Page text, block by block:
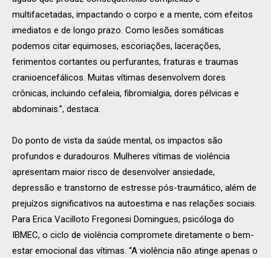
multifacetadas, impactando o corpo e a mente, com efeitos
imediatos e de longo prazo. Como lesões somáticas
podemos citar equimoses, escoriações, lacerações,
ferimentos cortantes ou perfurantes, fraturas e traumas
cranioencefálicos. Muitas vítimas desenvolvem dores
crônicas, incluindo cefaleia, fibromialgia, dores pélvicas e
abdominais.”, destaca.
Do ponto de vista da saúde mental, os impactos são
profundos e duradouros. Mulheres vítimas de violência
apresentam maior risco de desenvolver ansiedade,
depressão e transtorno de estresse pós-traumático, além de
prejuízos significativos na autoestima e nas relações sociais.
Para Erica Vacilloto Fregonesi Domingues, psicóloga do
IBMEC, o ciclo de violência compromete diretamente o bem-
estar emocional das vítimas. “A violência não atinge apenas o